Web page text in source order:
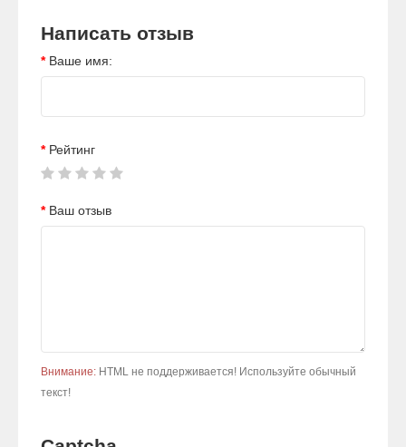
Написать отзыв
Ваше имя:
Рейтинг
Ваш отзыв
Внимание: HTML не поддерживается! Используйте обычный
текст!